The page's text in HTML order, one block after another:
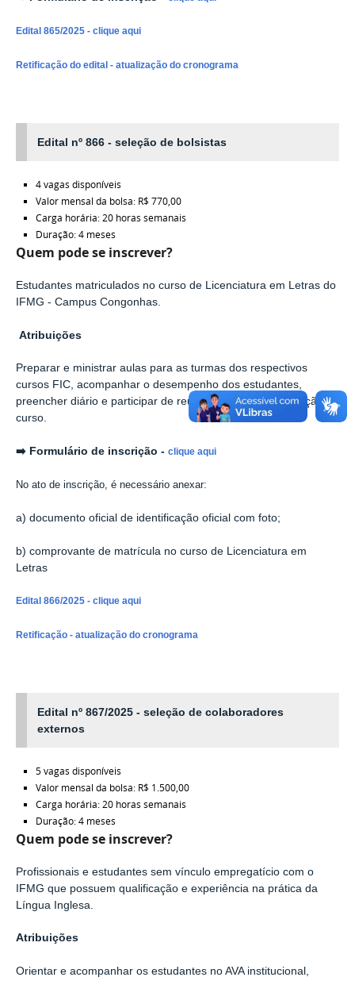
Edital 865/2025 - clique aqui
Retificação do edital - atualização do cronograma
Edital nº 866 - seleção de bolsistas
4 vagas disponíveis
Valor mensal da bolsa: R$ 770,00
Carga horária: 20 horas semanais
Duração: 4 meses
Quem pode se inscrever?
Estudantes matriculados no curso de Licenciatura em Letras do
IFMG - Campus Congonhas.
Atribuições
Preparar e ministrar aulas para as turmas dos respectivos
cursos FIC, acompanhar o desempenho dos estudantes,
preencher diário e participar de reuniões com a coordenação de
curso.
➡️ Formulário de inscrição - clique aqui
No ato de inscrição, é necessário anexar:
a) documento oficial de identificação oficial com foto;
b) comprovante de matrícula no curso de Licenciatura em
Letras
Edital 866/2025 - clique aqui
Retificação - atualização do cronograma
Edital nº 867/2025 - seleção de colaboradores
externos
5 vagas disponíveis
Valor mensal da bolsa: R$ 1.500,00
Carga horária: 20 horas semanais
Duração: 4 meses
Quem pode se inscrever?
Profissionais e estudantes sem vínculo empregatício com o
IFMG que possuem qualificação e experiência na prática da
Língua Inglesa.
Atribuições
Orientar e acompanhar os estudantes no AVA institucional,